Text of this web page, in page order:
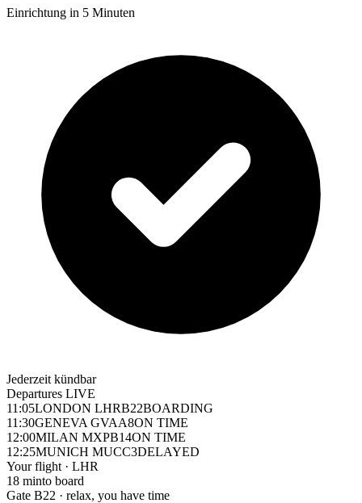
Einrichtung in 5 Minuten
Jederzeit kündbar
Departures LIVE
11:05LONDON LHRB22BOARDING
11:30GENEVA GVAA8ON TIME
12:00MILAN MXPB14ON TIME
12:25MUNICH MUCC3DELAYED
Your flight · LHR
18 minto board
Gate B22 · relax, you have time